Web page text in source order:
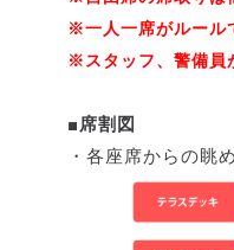
※一人一席がルール
※スタッフ、警備員
■席割図
・各座席からの眺